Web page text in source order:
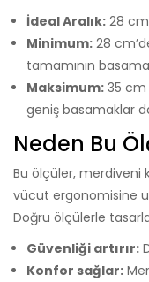
İdeal Aralık: 28 cm
Minimum: 28
tamamının
Maksimum: 35 cm
geniş basamaklar
Neden Bu
Bu ölçüler, merdiveni
vücut ergonomisine
Doğru ölçülerle
Güvenliği artırır:
Konfor sağlar: